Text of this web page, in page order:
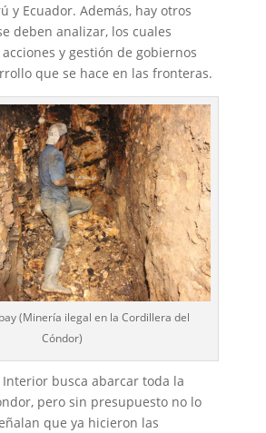
y Ecuador. Además, hay otros
deben analizar, los cuales
y gestión de gobiernos
que se hace en las fronteras.
(Minería ilegal en la Cordillera del
Cóndor)
busca abarcar toda la
pero sin presupuesto no lo
que ya hicieron las